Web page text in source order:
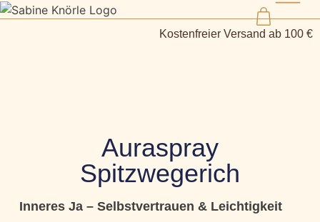
Kostenfreier Versand ab 100 €
Auraspray
Spitzwegerich
Inneres Ja – Selbstvertrauen & Leichtigkeit